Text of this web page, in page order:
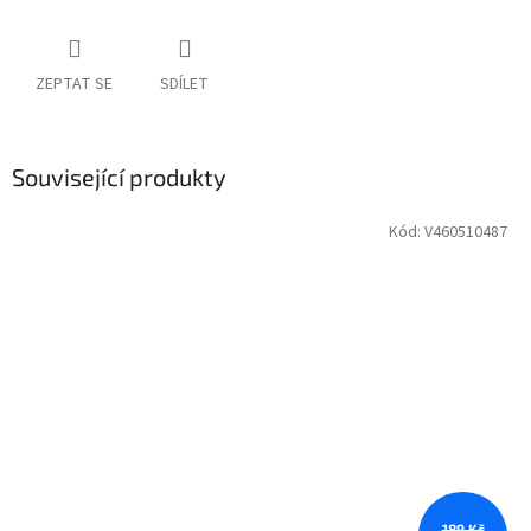
ZEPTAT SE SDÍLET
Související produkty
Kód: V460510487